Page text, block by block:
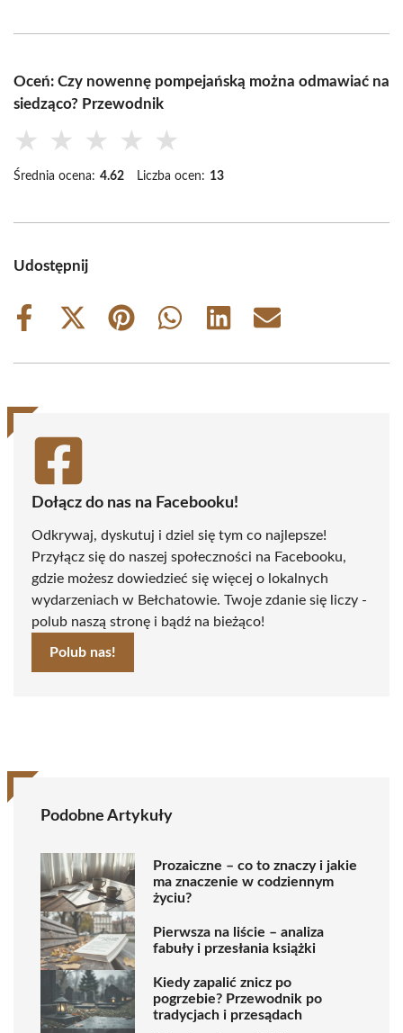
Oceń: Czy nowennę pompejańską można odmawiać na
siedząco? Przewodnik
★ ★ ★ ★ ★
Średnia ocena: 4.62 Liczba ocen: 13
Udostępnij
Share
Share
(Twitter)
Share
Share
Share
Share
Dołącz do nas na Facebooku!
Odkrywaj, dyskutuj i dziel się tym co najlepsze!
Przyłącz się do naszej społeczności na Facebooku,
gdzie możesz dowiedzieć się więcej o lokalnych
wydarzeniach w Bełchatowie. Twoje zdanie się liczy -
polub naszą stronę i bądź na bieżąco!
Polub nas!
Podobne Artykuły
Prozaiczne – co to znaczy i jakie
ma znaczenie w codziennym
życiu?
Pierwsza na liście – analiza
fabuły i przesłania książki
Kiedy zapalić znicz po
pogrzebie? Przewodnik po
tradycjach i przesądach